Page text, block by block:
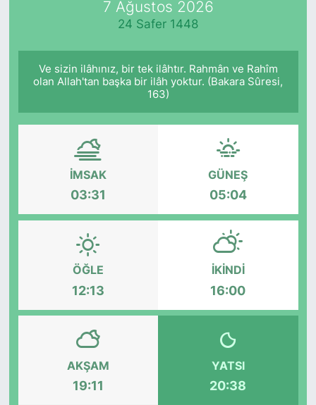
7 Ağustos 2026
24 Safer 1448
Ve sizin ilâhınız, bir tek ilâhtır. Rahmân ve Rahîm
olan Allah'tan başka bir ilâh yoktur. (Bakara Sûresi,
163)
İMSAK
03:31
GÜNEŞ
05:04
ÖĞLE
12:13
İKINDI
16:00
AKŞAM
19:11
YATSI
20:38
KÖŞE YAZILARI
KÖŞE YAZILARI (Arşiv)
RÖPORTAJ
SARIYER HABERLERİ
SARIYER İMAR BARIŞI
SEKTÖR
SİYASET
SON DAKİKA HABERİ